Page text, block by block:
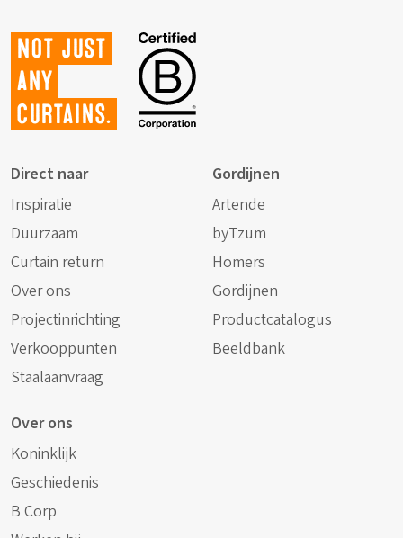
Not just
any
curtains.
Direct naar
Inspiratie
Duurzaam
Curtain return
Over ons
Projectinrichting
Verkooppunten
Staalaanvraag
Gordijnen
Artende
byTzum
Homers
Gordijnen
Productcatalogus
Beeldbank
Over ons
Koninklijk
Geschiedenis
B Corp